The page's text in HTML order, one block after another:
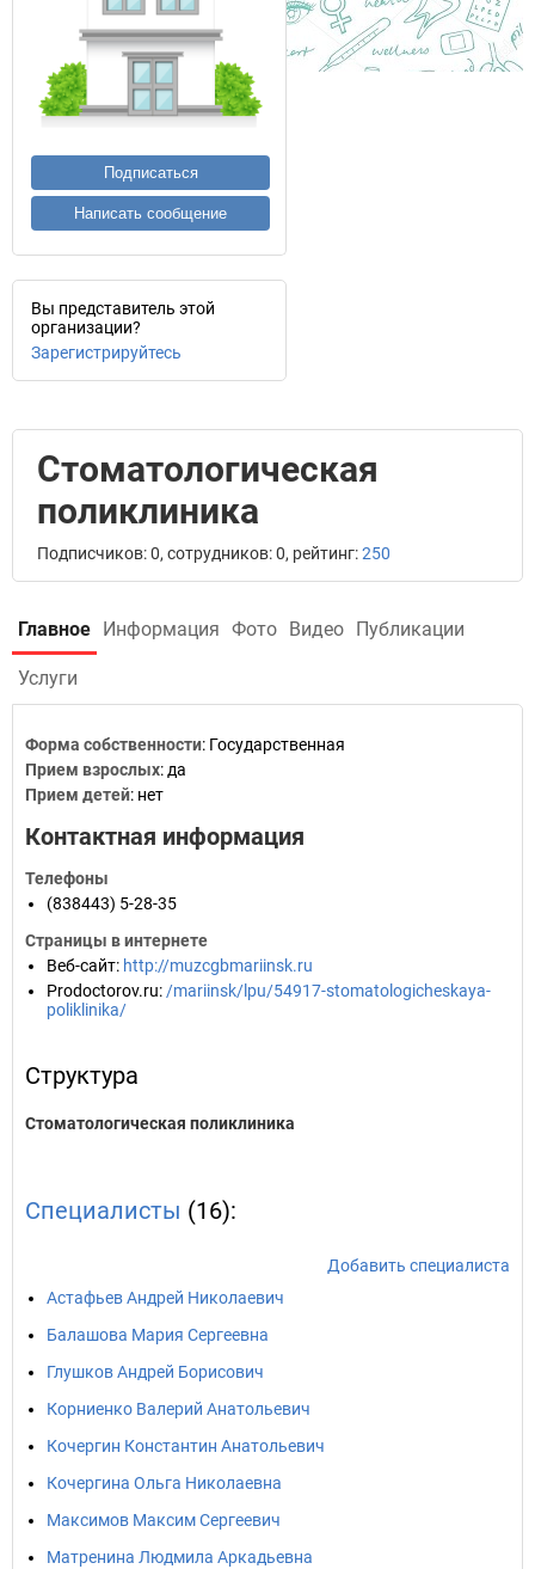
Подписаться
Написать сообщение
Вы представитель этой
организации?
Зарегистрируйтесь
Стоматологическая
поликлиника
Подписчиков: 0, сотрудников: 0, рейтинг:250
Главное Информация Фото Видео Публикации
Услуги
Форма собственности: Государственная
Прием взрослых: да
Прием детей: нет
Контактная информация
Телефоны
(838443) 5-28-35
Страницы в интернете
Веб-сайт: http://muzcgbmariinsk.ru
Prodoctorov.ru: /mariinsk/lpu/54917-stomatologicheskaya-
poliklinika/
Структура
Стоматологическая поликлиника
Специалисты (16):
Добавить специалиста
Астафьев Андрей Николаевич
Балашова Мария Сергеевна
Глушков Андрей Борисович
Корниенко Валерий Анатольевич
Кочергин Константин Анатольевич
Кочергина Ольга Николаевна
Максимов Максим Сергеевич
Матренина Людмила Аркадьевна